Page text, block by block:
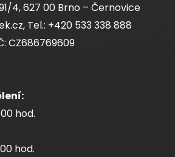
4, 627 00 Brno – Černovice
Tel.: +420 533 338 888
CZ686769609
hod.
hod.